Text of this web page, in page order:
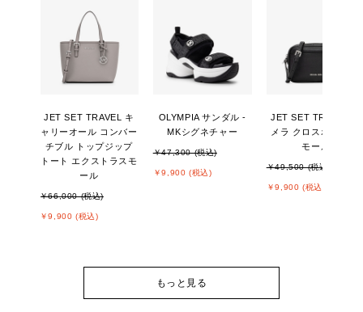
JET SET TRAVEL キ
ャリーオール コンバー
チブル トップジップ
トート エクストラスモ
ール
￥66,000 (税込)
￥9,900 (税込)
OLYMPIA サンダル -
MKシグネチャー
￥47,300 (税込)
￥9,900 (税込)
JET SET TRAVEL カ
メラ クロスボディ ス
モール
￥49,500 (税込)
￥9,900 (税込)
もっと見る